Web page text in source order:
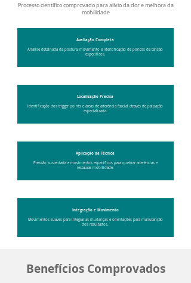
Processo científico comprovado para alívio da dor e melhora da
mobilidade
Avaliação Completa
Análise detalhada da postura, movimento e identificação de pontos de tensão
específicos.
Localização Precisa
Identificação dos trigger points e áreas de aderência fascial através de palpação
especializada.
Aplicação da Técnica
Pressão sustentada e movimentos específicos para quebrar aderências e
restaurar mobilidade.
Integração e Movimento
Movimentos suaves para integrar as mudanças e orientações para manutenção
dos resultados.
Benefícios Comprovados